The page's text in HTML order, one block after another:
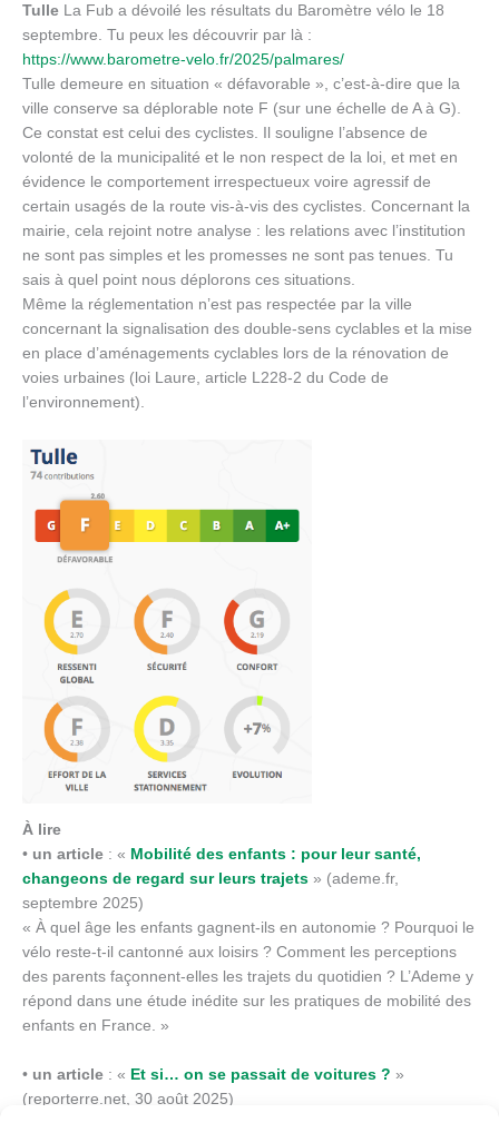
Tulle La Fub a dévoilé les résultats du Baromètre vélo le 18
septembre. Tu peux les découvrir par là :
https://www.barometre-velo.fr/2025/palmares/
Tulle demeure en situation « défavorable », c’est-à-dire que la
ville conserve sa déplorable note F (sur une échelle de A à G).
Ce constat est celui des cyclistes. Il souligne l’absence de
volonté de la municipalité et le non respect de la loi, et met en
évidence le comportement irrespectueux voire agressif de
certain usagés de la route vis-à-vis des cyclistes. Concernant la
mairie, cela rejoint notre analyse : les relations avec l’institution
ne sont pas simples et les promesses ne sont pas tenues. Tu
sais à quel point nous déplorons ces situations.
Même la réglementation n’est pas respectée par la ville
concernant la signalisation des double-sens cyclables et la mise
en place d’aménagements cyclables lors de la rénovation de
voies urbaines (loi Laure, article L228-2 du Code de
l’environnement).
À lire
• un article : « Mobilité des enfants : pour leur santé,
changeons de regard sur leurs trajets » (ademe.fr,
septembre 2025)
« À quel âge les enfants gagnent-ils en autonomie ? Pourquoi le
vélo reste-t-il cantonné aux loisirs ? Comment les perceptions
des parents façonnent-elles les trajets du quotidien ? L’Ademe y
répond dans une étude inédite sur les pratiques de mobilité des
enfants en France. »
• un article : « Et si… on se passait de voitures ? »
(reporterre.net, 30 août 2025)